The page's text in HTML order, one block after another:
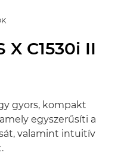
X C1530i II
gyors, kompakt
egyszerűsíti a
valamint intuitív